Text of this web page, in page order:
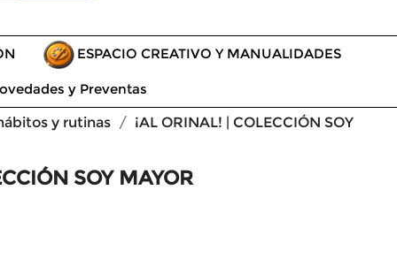
ESPACIO CREATIVO Y MANUALIDADES
y Preventas
y rutinas
¡AL ORINAL! | COLECCIÓN SOY
SOY MAYOR